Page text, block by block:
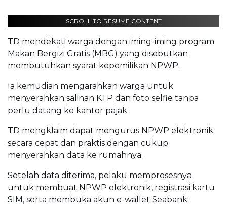
SCROLL TO RESUME CONTENT
TD mendekati warga dengan iming-iming program
Makan Bergizi Gratis (MBG) yang disebutkan
membutuhkan syarat kepemilikan NPWP.
Ia kemudian mengarahkan warga untuk
menyerahkan salinan KTP dan foto selfie tanpa
perlu datang ke kantor pajak.
TD mengklaim dapat mengurus NPWP elektronik
secara cepat dan praktis dengan cukup
menyerahkan data ke rumahnya.
Setelah data diterima, pelaku memprosesnya
untuk membuat NPWP elektronik, registrasi kartu
SIM, serta membuka akun e-wallet Seabank.